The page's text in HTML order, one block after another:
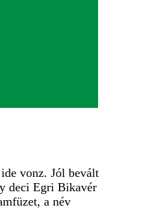
vonz. Jól bevált
deci Egri Bikavér
a név